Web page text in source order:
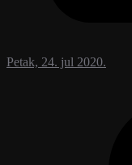
Petak, 24. jul 2020.